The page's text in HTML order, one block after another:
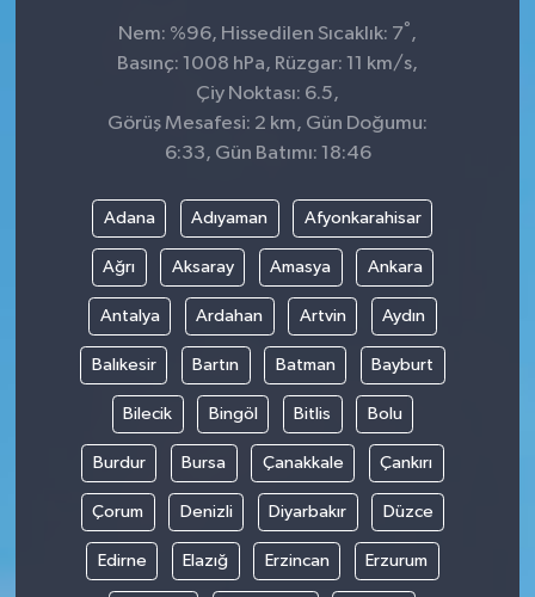
Nem: %96, Hissedilen Sıcaklık: 7° ,
Basınç: 1008 hPa, Rüzgar: 11 km/s,
Çiy Noktası: 6.5,
Görüş Mesafesi: 2 km, Gün Doğumu:
6:33, Gün Batımı: 18:46
Adana Adıyaman Afyonkarahisar
Ağrı Aksaray Amasya Ankara
Antalya Ardahan Artvin Aydın
Balıkesir Bartın Batman Bayburt
Bilecik Bingöl Bitlis Bolu
Burdur Bursa Çanakkale Çankırı
Çorum Denizli Diyarbakır Düzce
Edirne Elazığ Erzincan Erzurum